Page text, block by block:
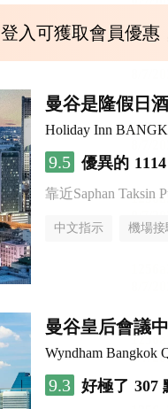
登入可獲取會員優惠
曼谷是隆假日
Holiday Inn
9.5 優異的
靠近Saphan Taksin
中文指示 機場接
曼谷皇后會議
Wyndham Bangkok
9.3 好極了 307